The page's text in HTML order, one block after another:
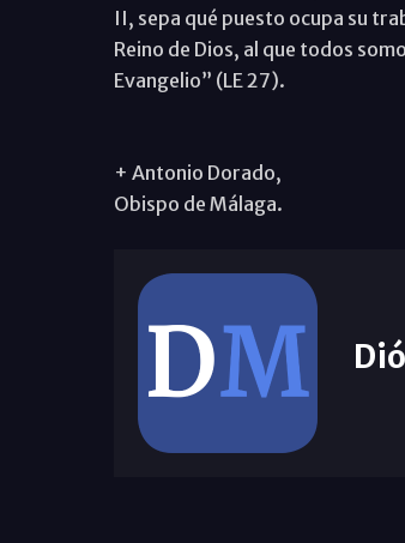
II, sepa qué puesto ocupa su
Reino de Dios, al que todos
Evangelio” (LE 27).
+ Antonio Dorado,
Obispo de Málaga.